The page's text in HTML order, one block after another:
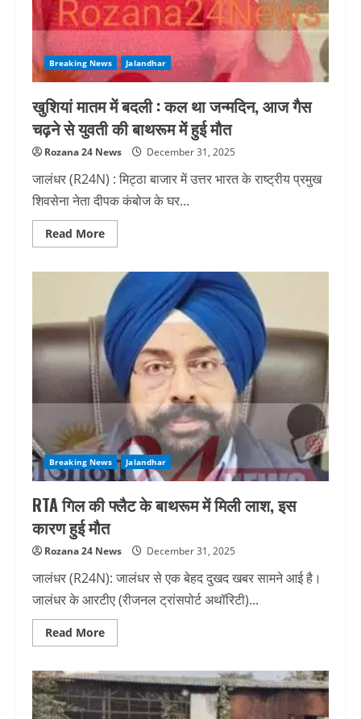
एमए
का
छात्र
गिरफ्तार
Breaking News Jalandhar
खुशियां मातम में बदली : कल था जन्मदिन, आज गैस
चढ़ने से युवती की बाथरूम में हुई मौत
Rozana 24 News December 31, 2025
जालंधर (R24N) : मिट्ठा बाजार में उत्तर भारत के राष्ट्रीय प्रमुख
शिवसेना नेता दीपक कंबोज के घर...
Read MoreRead
more
मातम
बदली
:
कल
था
जन्मदिन,
आज
गैस
चढ़ने
युवती
बाथरूम
में
हुई
मौत
Breaking News Jalandhar
RTA गिल की फ्लैट के बाथरूम में मिली लाश, इस
कारण हुई मौत
Rozana 24 News December 31, 2025
जालंधर (R24N): जालंधर से एक बेहद दुखद खबर सामने आई है।
जालंधर के आरटीए (रीजनल ट्रांसपोर्ट अथॉरिटी)...
Read MoreRead
more
गिल
की
फ्लैट
के